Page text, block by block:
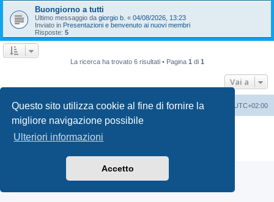
Questo sito utilizza cookie al fine di fornire la
migliore navigazione possibile
Ulteriori informazioni
Accetto
Buongiorno a tutti
Ultimo messaggio da giorgio b. « 04/08/2026, 13:23
Inviato in Presentazioni e benvenuto ai nuovi membri
Risposte: 5
La ricerca ha trovato 6 risultati • Pagina 1 di 1
Vai a
T-Cross Club T-Cross Club Tutti gli orari sono UTC+02:00
Creato da phpBB
Traduzione Italiana